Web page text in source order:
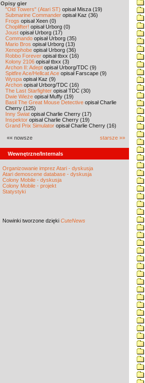
Opisy gier
"Old Towers" (Atari ST) opisał Misza (19)
Submarine Commander opisał Kaz (36)
Frogs opisał Xeen (0)
Choplifter! opisał Urborg (0)
Joust opisał Urborg (17)
Commando opisał Urborg (35)
Mario Bros opisał Urborg (13)
Xenophobe opisał Urborg (36)
Robbo Forever opisał tbxx (16)
Kolony 2106 opisał tbxx (3)
Archon II: Adept opisał Urborg/TDC (9)
Spitfire Ace/Hellcat Ace opisał Farscape (9)
Wyspa opisał Kaz (9)
Archon opisał Urborg/TDC (16)
The Last Starfighter opisał TDC (30)
Dwie Wieże opisał Muffy (19)
Basil The Great Mouse Detective opisał Charlie
Cherry (125)
Inny Świat opisał Charlie Cherry (17)
Inspektor opisał Charlie Cherry (19)
Grand Prix Simulator opisał Charlie Cherry (16)
«« nowsze starsze »»
Wewnętrzne/Internals
Organizowanie imprez Atari - dyskusja
Atari demoscene database - dyskusja
Colony Mobile - dyskusja
Colony Mobile - projekt
Statystyki
Nowinki tworzone dzięki CuteNews